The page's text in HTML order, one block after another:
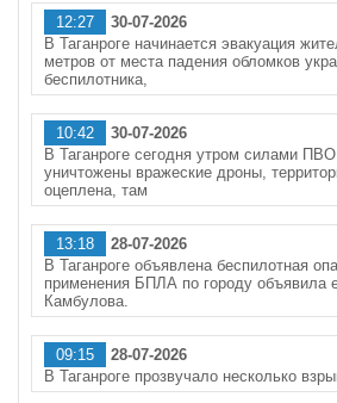
12:27
30-07-2026
В Таганроге начинается эвакуация
метров от места падения обломков
беспилотника,
10:42
30-07-2026
В Таганроге сегодня утром силами
уничтожены вражеские дроны,
оцеплена, там
13:18
28-07-2026
В Таганроге объявлена беспилотная
применения БПЛА по городу объявила
Камбулова.
09:15
28-07-2026
В Таганроге прозвучало несколько